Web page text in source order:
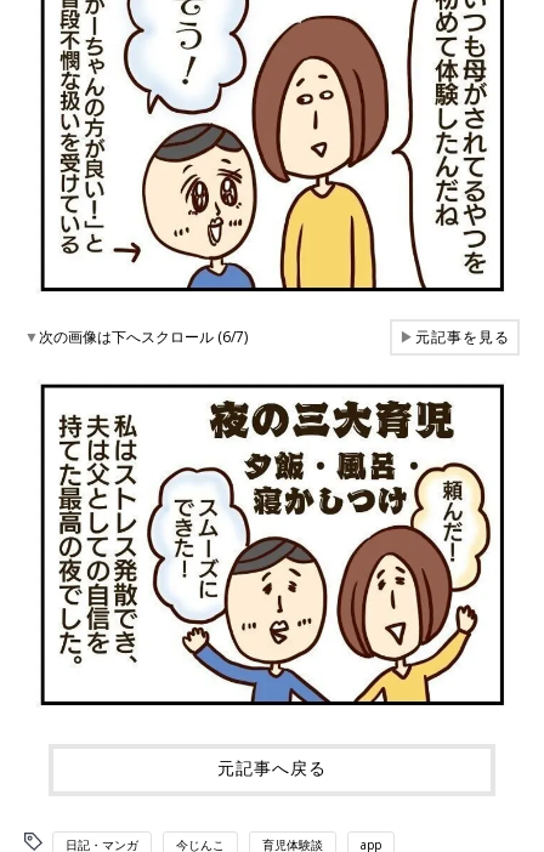
▼次の画像は下へスクロール (6/7) ▶元記事を見る
元記事へ戻る
日記・マンガ 今じんこ 育児体験談 app